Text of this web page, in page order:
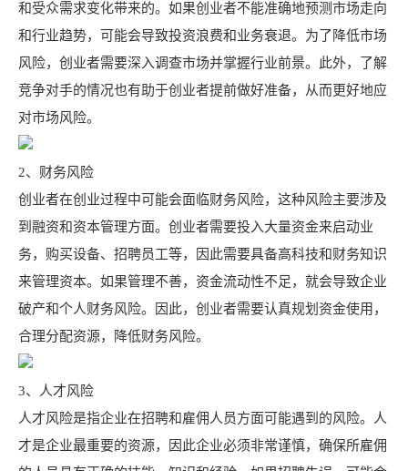
和受众需求变化带来的。如果创业者不能准确地预测市场走向
和行业趋势，可能会导致投资浪费和业务衰退。为了降低市场
风险，创业者需要深入调查市场并掌握行业前景。此外，了解
竞争对手的情况也有助于创业者提前做好准备，从而更好地应
对市场风险。
2、 财务风险
创业者在创业过程中可能会面临财务风险，这种风险主要涉及
到融资和资本管理方面。创业者需要投入大量资金来启动业
务，购买设备、招聘员工等，因此需要具备高科技和财务知识
来管理资本。如果管理不善，资金流动性不足，就会导致企业
破产和个人财务风险。因此，创业者需要认真规划资金使用，
合理分配资源，降低财务风险。
3、人才风险
人才风险是指企业在招聘和雇佣人员方面可能遇到的风险。人
才是企业最重要的资源，因此企业必须非常谨慎，确保所雇佣